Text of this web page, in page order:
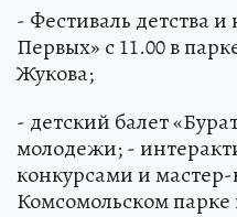
- Фестиваль детства
Первых» с 11.00 в
Жукова;
- детский балет
молодежи; -
конкурсами и мастер-
Комсомольском